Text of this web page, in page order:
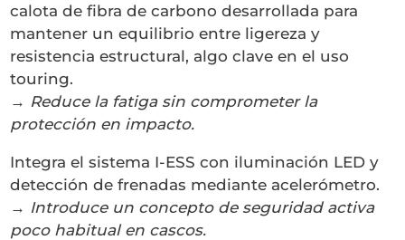
calota de fibra de carbono desarrollada para
mantener un equilibrio entre ligereza y
resistencia estructural, algo clave en el uso
touring.
→ Reduce la fatiga sin comprometer la
protección en impacto.
Integra el sistema I-ESS con iluminación LED y
detección de frenadas mediante acelerómetro.
→ Introduce un concepto de seguridad activa
poco habitual en cascos.